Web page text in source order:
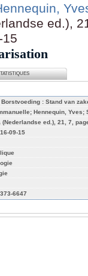
ed.),
15
Borstvoeding : Stand van
Hennequin, Yves;
ed.), 21, 7,
09-15
6647